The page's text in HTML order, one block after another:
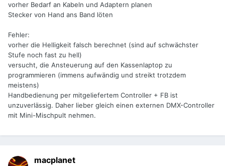
vorher Bedarf an Kabeln und Adaptern planen
Stecker von Hand ans Band löten
Fehler:
vorher die Helligkeit falsch berechnet (sind auf schwächster
Stufe noch fast zu hell)
versucht, die Ansteuerung auf den Kassenlaptop zu
programmieren (immens aufwändig und streikt trotzdem
meistens)
Handbedienung per mitgeliefertem Controller + FB ist
unzuverlässig. Daher lieber gleich einen externen DMX-Controller
mit Mini-Mischpult nehmen.
macplanet